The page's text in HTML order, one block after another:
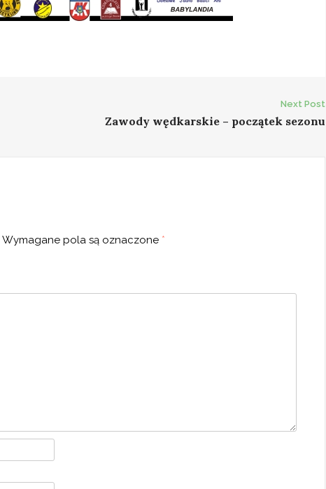
Next Post
Zawody wędkarskie – początek sezonu
Wymagane pola są oznaczone *